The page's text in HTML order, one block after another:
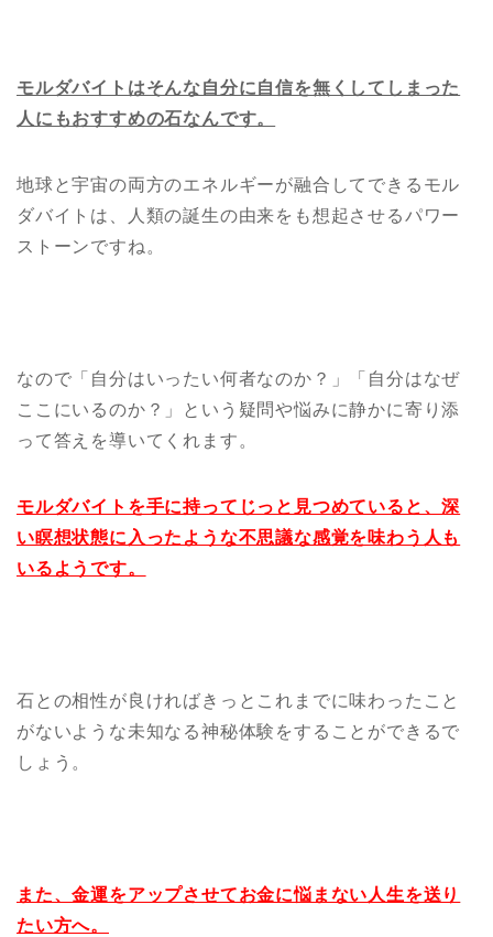
モルダバイトはそんな自分に自信を無くしてしまった
人にもおすすめの石なんです。
地球と宇宙の両方のエネルギーが融合してできるモル
ダバイトは、人類の誕生の由来をも想起させるパワー
ストーンですね。
なので「自分はいったい何者なのか？」「自分はなぜ
ここにいるのか？」という疑問や悩みに静かに寄り添
って答えを導いてくれます。
モルダバイトを手に持ってじっと見つめていると、深
い瞑想状態に入ったような不思議な感覚を味わう人も
いるようです。
石との相性が良ければきっとこれまでに味わったこと
がないような未知なる神秘体験をすることができるで
しょう。
また、金運をアップさせてお金に悩まない人生を送り
たい方へ。